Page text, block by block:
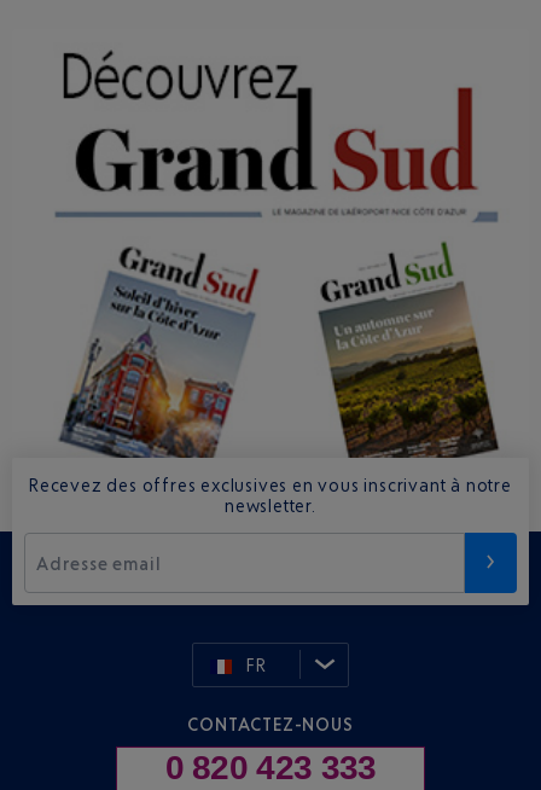
Recevez des offres exclusives en vous inscrivant à notre
newsletter.
Adresse email
FR
CONTACTEZ-NOUS
0 820 423 333